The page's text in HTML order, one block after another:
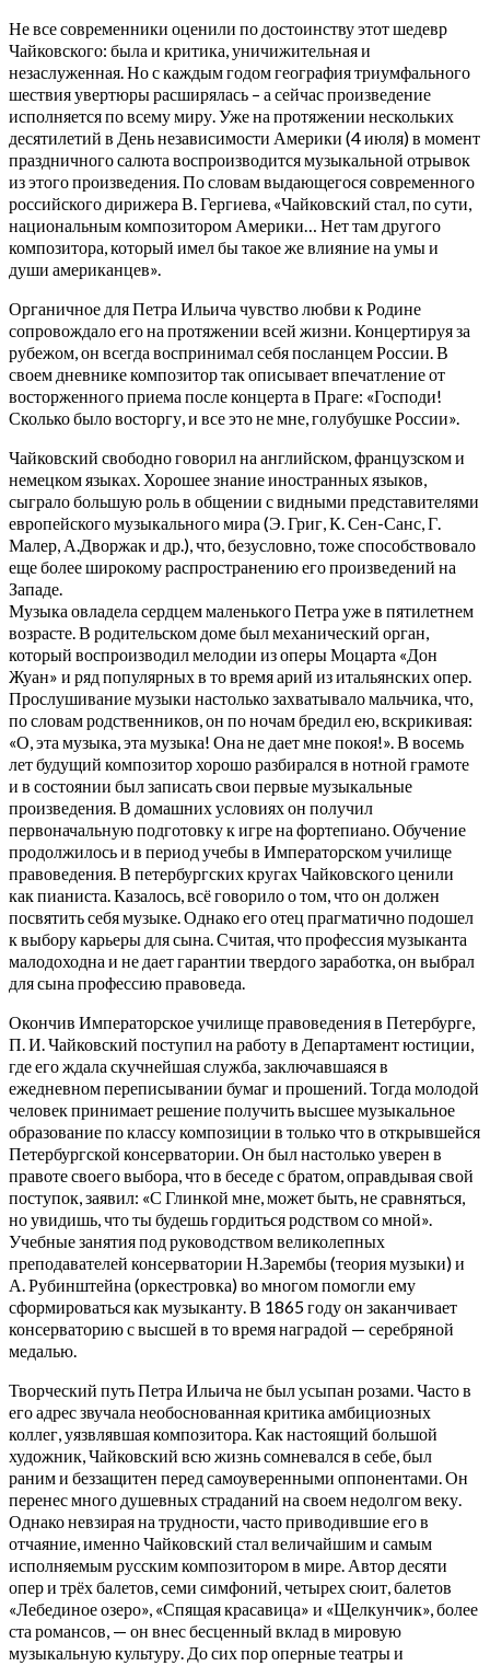
Не все современники оценили по достоинству этот шедевр
Чайковского: была и критика, уничижительная и
незаслуженная. Но с каждым годом география триумфального
шествия увертюры расширялась – а сейчас произведение
исполняется по всему миру. Уже на протяжении нескольких
десятилетий в День независимости Америки (4 июля) в момент
праздничного салюта воспроизводится музыкальной отрывок
из этого произведения. По словам выдающегося современного
российского дирижера В. Гергиева, «Чайковский стал, по сути,
национальным композитором Америки… Нет там другого
композитора, который имел бы такое же влияние на умы и
души американцев».
Органичное для Петра Ильича чувство любви к Родине
сопровождало его на протяжении всей жизни. Концертируя за
рубежом, он всегда воспринимал себя посланцем России. В
своем дневнике композитор так описывает впечатление от
восторженного приема после концерта в Праге: «Господи!
Сколько было восторгу, и все это не мне, голубушке России».
Чайковский свободно говорил на английском, французском и
немецком языках. Хорошее знание иностранных языков,
сыграло большую роль в общении с видными представителями
европейского музыкального мира (Э. Григ, К. Сен-Санс, Г.
Малер, А.Дворжак и др.), что, безусловно, тоже способствовало
еще более широкому распространению его произведений на
Западе.
Музыка овладела сердцем маленького Петра уже в пятилетнем
возрасте. В родительском доме был механический орган,
который воспроизводил мелодии из оперы Моцарта «Дон
Жуан» и ряд популярных в то время арий из итальянских опер.
Прослушивание музыки настолько захватывало мальчика, что,
по словам родственников, он по ночам бредил ею, вскрикивая:
«О, эта музыка, эта музыка! Она не дает мне покоя!». В восемь
лет будущий композитор хорошо разбирался в нотной грамоте
и в состоянии был записать свои первые музыкальные
произведения. В домашних условиях он получил
первоначальную подготовку к игре на фортепиано. Обучение
продолжилось и в период учебы в Императорском училище
правоведения. В петербургских кругах Чайковского ценили
как пианиста. Казалось, всё говорило о том, что он должен
посвятить себя музыке. Однако его отец прагматично подошел
к выбору карьеры для сына. Считая, что профессия музыканта
малодоходна и не дает гарантии твердого заработка, он выбрал
для сына профессию правоведа.
Окончив Императорское училище правоведения в Петербурге,
П. И. Чайковский поступил на работу в Департамент юстиции,
где его ждала скучнейшая служба, заключавшаяся в
ежедневном переписывании бумаг и прошений. Тогда молодой
человек принимает решение получить высшее музыкальное
образование по классу композиции в только что в открывшейся
Петербургской консерватории. Он был настолько уверен в
правоте своего выбора, что в беседе с братом, оправдывая свой
поступок, заявил: «С Глинкой мне, может быть, не сравняться,
но увидишь, что ты будешь гордиться родством со мной».
Учебные занятия под руководством великолепных
преподавателей консерватории Н.Зарембы (теория музыки) и
А. Рубинштейна (оркестровка) во многом помогли ему
сформироваться как музыканту. В 1865 году он заканчивает
консерваторию с высшей в то время наградой — серебряной
медалью.
Творческий путь Петра Ильича не был усыпан розами. Часто в
его адрес звучала необоснованная критика амбициозных
коллег, уязвлявшая композитора. Как настоящий большой
художник, Чайковский всю жизнь сомневался в себе, был
раним и беззащитен перед самоуверенными оппонентами. Он
перенес много душевных страданий на своем недолгом веку.
Однако невзирая на трудности, часто приводившие его в
отчаяние, именно Чайковский стал величайшим и самым
исполняемым русским композитором в мире. Автор десяти
опер и трёх балетов, семи симфоний, четырех сюит, балетов
«Лебединое озеро», «Спящая красавица» и «Щелкунчик», более
ста романсов, — он внес бесценный вклад в мировую
музыкальную культуру. До сих пор оперные театры и